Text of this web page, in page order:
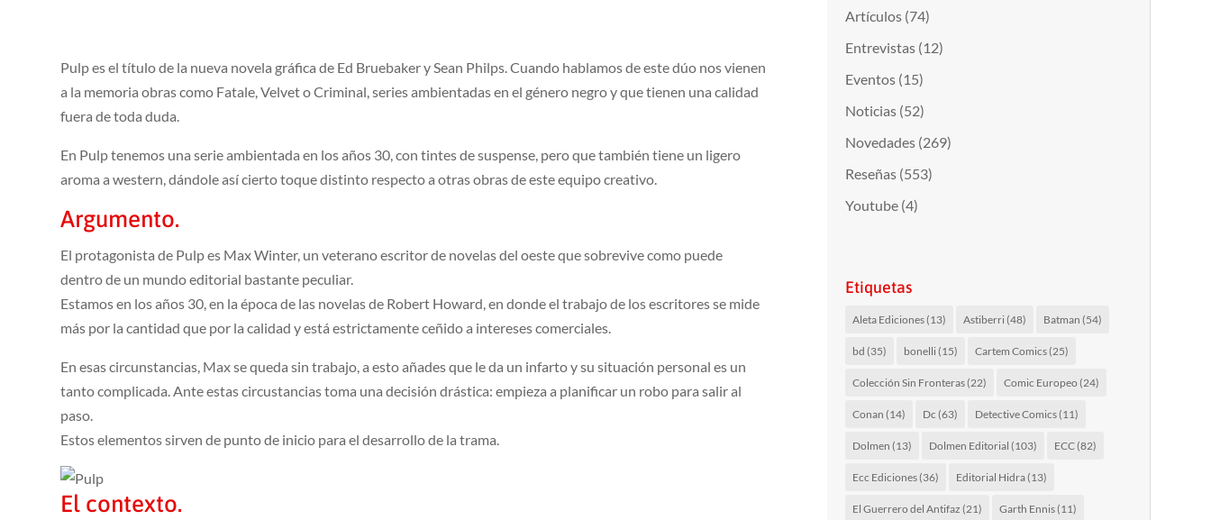
Pulp es el título de la nueva novela gráfica de Ed Bruebaker y Sean Philps. Cuando hablamos de este dúo nos vienen
a la memoria obras como Fatale, Velvet o Criminal, series ambientadas en el género negro y que tienen una calidad
fuera de toda duda.
En Pulp tenemos una serie ambientada en los años 30, con tintes de suspense, pero que también tiene un ligero
aroma a western, dándole así cierto toque distinto respecto a otras obras de este equipo creativo.
Argumento.
El protagonista de Pulp es Max Winter, un veterano escritor de novelas del oeste que sobrevive como puede
dentro de un mundo editorial bastante peculiar.
Estamos en los años 30, en la época de las novelas de Robert Howard, en donde el trabajo de los escritores se mide
más por la cantidad que por la calidad y está estrictamente ceñido a intereses comerciales.
En esas circunstancias, Max se queda sin trabajo, a esto añades que le da un infarto y su situación personal es un
tanto complicada. Ante estas circustancias toma una decisión drástica: empieza a planificar un robo para salir al
paso.
Estos elementos sirven de punto de inicio para el desarrollo de la trama.
El contexto.
Artículos(74)
Entrevistas(12)
Eventos(15)
Noticias(52)
Novedades(269)
Reseñas(553)
Youtube(4)
Etiquetas
Aleta Ediciones(13) Astiberri(48) Batman (54)
bd (35) bonelli(15) Cartem Comics(25)
Colección Sin Fronteras(22) Comic Europeo (24)
Conan (14) Dc (63) Detective Comics(11)
Dolmen (13) Dolmen Editorial (103) ECC(82)
Ecc Ediciones(36) Editorial Hidra(13)
El Guerrero del Antifaz (21) Garth Ennis(11)